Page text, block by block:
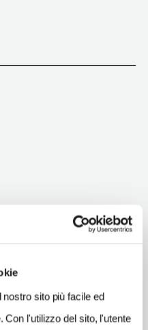
nostro sito più facile ed
Con l'utilizzo del sito, l'utente